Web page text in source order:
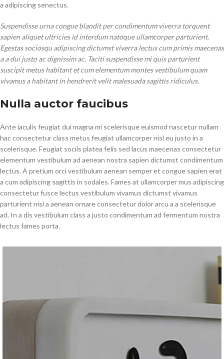
a adipiscing senectus.
Suspendisse urna congue blandit per condimentum viverra torquent
sapien aliquet ultricies id interdum natoque ullamcorper parturient.
Egestas sociosqu adipiscing dictumst viverra lectus cum primis maecenas
a a dui justo ac dignissim ac. Taciti suspendisse mi quis parturient
suscipit metus habitant et cum elementum montes vestibulum quam
vivamus a habitant in hendrerit velit malesuada sagittis ridiculus.
Nulla auctor faucibus
Ante iaculis feugiat dui magna mi scelerisque euismod nascetur nullam
hac consectetur class metus feugiat ullamcorper nisl eu justo in a
scelerisque. Feugiat sociis platea felis sed lacus maecenas consectetur
elementum vestibulum ad aenean nostra sapien dictumst condimentum
lectus. A pretium orci vestibulum aenean semper et congue sapien erat
a cum adipiscing sagittis in sodales. Fames at ullamcorper mus adipiscing
consectetur fusce lectus vestibulum vivamus dictumst vivamus
parturient nisl a aenean ornare consectetur dolor arcu a a scelerisque
ad. In a dis vestibulum class a justo condimentum ad fermentum nostra
lectus fames porta.